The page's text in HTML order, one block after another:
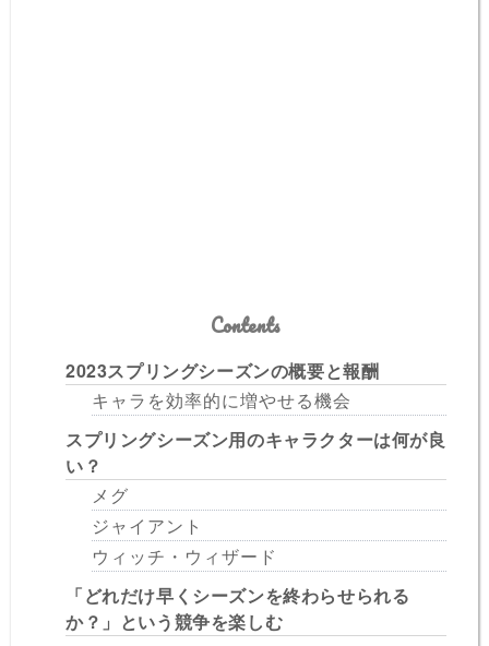
Contents
2023スプリングシーズンの概要と報酬
キャラを効率的に増やせる機会
スプリングシーズン用のキャラクターは何が良
い？
メグ
ジャイアント
ウィッチ・ウィザード
「どれだけ早くシーズンを終わらせられる
か？」という競争を楽しむ